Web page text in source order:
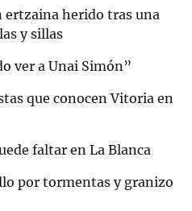
ertzaina herido tras una
y sillas
ver a Unai Simón”
que conocen Vitoria en
faltar en La Blanca
por tormentas y granizo